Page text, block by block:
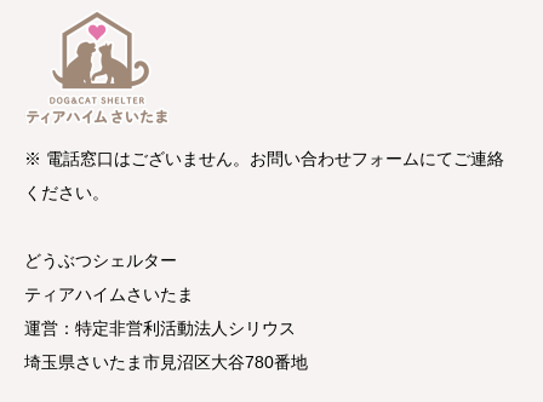
※ 電話窓口はございません。お問い合わせフォームにてご連絡
ください。
どうぶつシェルター
ティアハイムさいたま
運営：特定非営利活動法人シリウス
埼玉県さいたま市見沼区大谷780番地